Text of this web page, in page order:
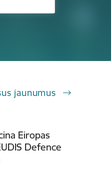
jaunumus
Eiropas
Defence